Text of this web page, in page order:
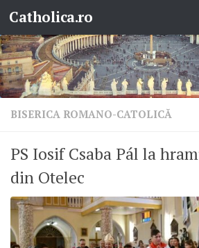
Skip to content
Catholica.ro
BISERICA ROMANO-CATOLICĂ
PS Iosif Csaba Pál la
din Otelec